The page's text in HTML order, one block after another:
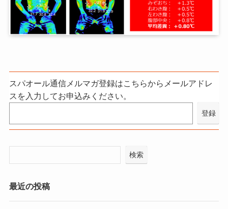
スパオール通信メルマガ登録はこちらからメールアドレ
スを入力してお申込みください。
検索
最近の投稿